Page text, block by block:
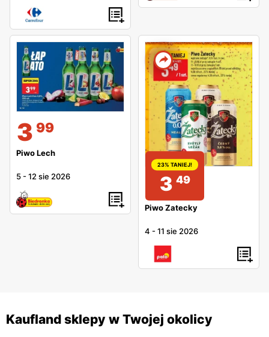
3 99
Piwo Lech
5 -12 sie 2026
23% TANIEJ!
3 49
Piwo Zatecky
4 -11 sie 2026
Kaufland sklepy w Twojej okolicy